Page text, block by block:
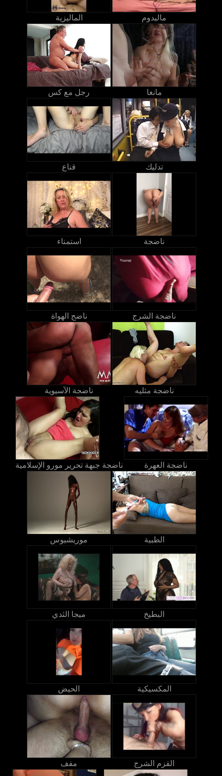
الماليزية ماليدوم
رجل مع كس مانغا
قناع تدليك
استمناء ناضجة
ناضج الهواة ناضجة الشرج
ناضجة الآسيوية ناضجة مثليه
ناضجة جبهة تحرير مورو الإسلامية ناضجة العهرة
موريشيوس الطبية
ميجا الثدي البطيخ
الحيض المكسيكية
مفف القزم الشرج